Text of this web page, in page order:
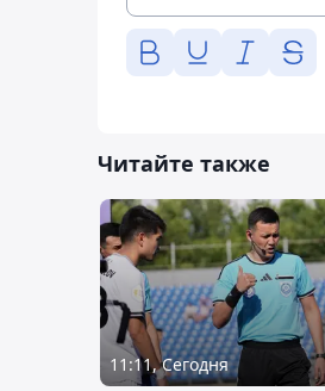
Читайте также
11:11, Сегодня